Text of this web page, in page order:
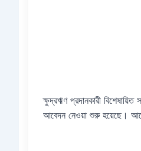
ক্ষুদ্রঋণ প্রদানকারী
আবেদন নেওয়া শুরু হয়েছে।